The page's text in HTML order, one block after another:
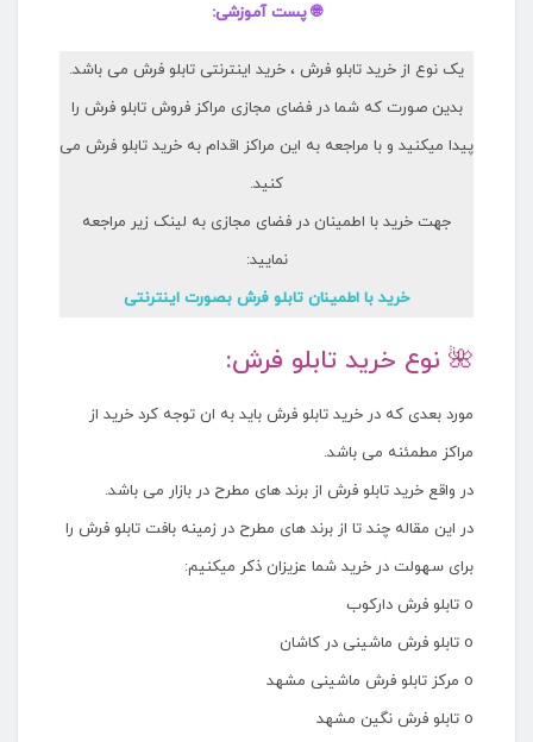
🌐 پست آموزشی:
یک نوع از خرید تابلو فرش ، خرید اینترنتی تابلو فرش می باشد.
بدین صورت که شما در فضای مجازی مراکز فروش تابلو فرش را
پیدا میکنید و با مراجعه به این مراکز اقدام به خرید تابلو فرش می
کنید.
جهت خرید با اطمینان در فضای مجازی به لینک زیر مراجعه
نمایید:
خرید با اطمینان تابلو فرش بصورت اینترنتی
🌺 نوع خرید تابلو فرش:
مورد بعدی که در خرید تابلو فرش باید به ان توجه کرد خرید از
مراکز مطمئنه می باشد.
در واقع خرید تابلو فرش از برند های مطرح در بازار می باشد.
در این مقاله چند تا از برند های مطرح در زمینه بافت تابلو فرش را
برای سهولت در خرید شما عزیزان ذکر میکنیم:
o تابلو فرش دارکوب
o تابلو فرش ماشینی در کاشان
o مرکز تابلو فرش ماشینی مشهد
o تابلو فرش نگین مشهد